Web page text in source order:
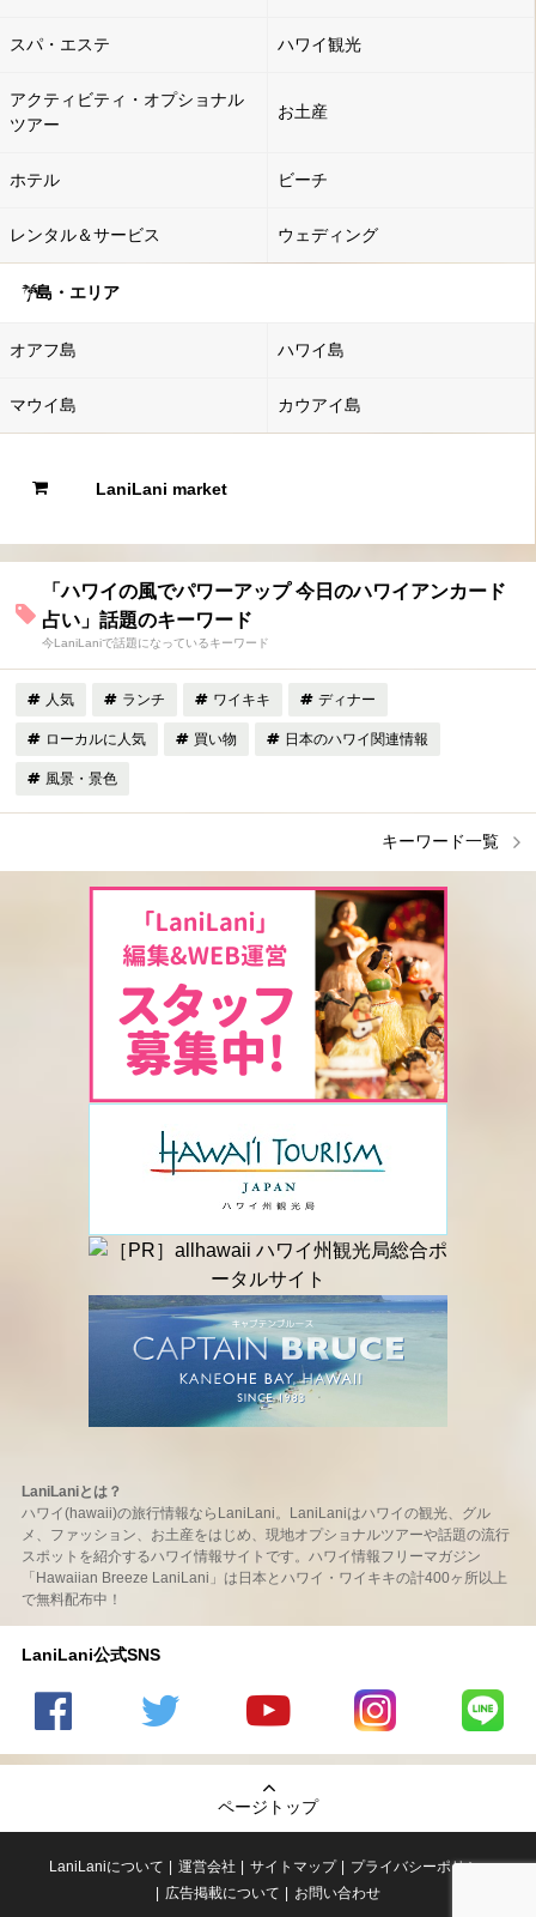
スパ・エステ ハワイ観光
アクティビティ・オプショナル
ツアー
お土産
ホテル ビーチ
レンタル＆サービス ウェディング
島・エリア
オアフ島 ハワイ島
マウイ島 カウアイ島
LaniLani market
「ハワイの風でパワーアップ 今日のハワイアンカード
占い」話題のキーワード
今LaniLaniで話題になっているキーワード
人気 ランチ ワイキキ ディナー
ローカルに人気 買い物 日本のハワイ関連情報
風景・景色
キーワード一覧
LaniLaniとは？
ハワイ(hawaii)の旅行情報ならLaniLani。LaniLaniはハワイの観光、グル
メ、ファッション、お土産をはじめ、現地オプショナルツアーや話題の流行
スポットを紹介するハワイ情報サイトです。ハワイ情報フリーマガジン
「Hawaiian Breeze LaniLani」は日本とハワイ・ワイキキの計400ヶ所以上
で無料配布中！
LaniLani公式SNS
の
のtwitter
の
Youtube
チャンネ
LaniLani
LaniLani
ページトップ
LaniLaniについて 運営会社 サイトマップ
プライバシーポリシー
広告掲載について
お問い合わせ